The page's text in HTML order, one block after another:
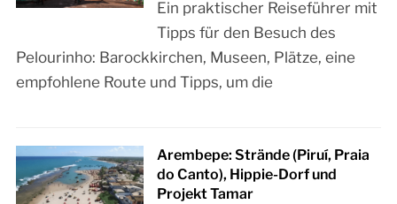
Ein praktischer Reiseführer mit
Tipps für den Besuch des
Pelourinho: Barockkirchen, Museen, Plätze, eine
empfohlene Route und Tipps, um die
Arembepe: Strände (Piruí, Praia
do Canto), Hippie-Dorf und
Projekt Tamar